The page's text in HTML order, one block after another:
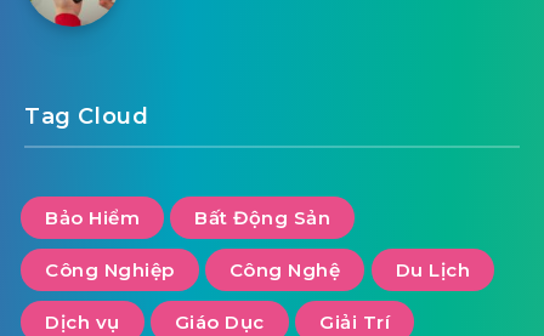
Tag Cloud
Bảo Hiểm Bất Động Sản
Công Nghiệp Công Nghệ Du Lịch
Dịch vụ Giáo Dục Giải Trí